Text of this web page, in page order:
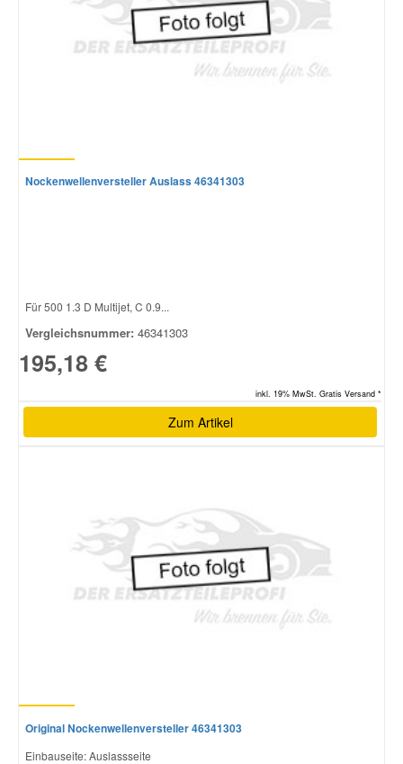
Nockenwellenversteller Auslass 46341303
Für 500 1.3 D Multijet, C 0.9...
Vergleichsnummer: 46341303
195,18 €
inkl. 19% MwSt. Gratis Versand *
Zum Artikel
Original Nockenwellenversteller 46341303
Einbauseite: Auslassseite